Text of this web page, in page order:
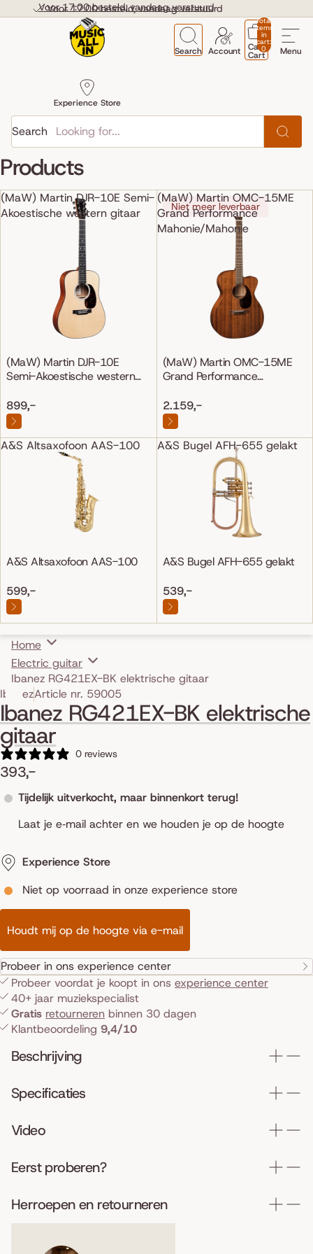
Voor 17:00 besteld, vandaag verstuurd
Voor 17:00 besteld, vandaag verstuurd
Menu
Search
Experience Store
Account
Total
items
in
cart:
0
Cart
Cart
Search
Products
(MaW) Martin DJR-10E Semi-
Akoestische western gitaar
(MaW) Martin DJR-10E
Semi-Akoestische western
899,-
(MaW) Martin OMC-15ME
Grand Performance
Mahonie/Mahonie
Niet meer leverbaar
(MaW) Martin OMC-15ME
Grand Performance
2.159,-
A&S Altsaxofoon AAS-100
A&S Altsaxofoon AAS-100
599,-
A&S Bugel AFH-655 gelakt
A&S Bugel AFH-655 gelakt
539,-
Home
Electric guitar
Ibanez RG421EX-BK elektrische gitaar
Skip to product information
IbanezArticle nr. 59005
Ibanez RG421EX-BK elektrische
gitaar
0 reviews
393,-
Tijdelijk uitverkocht, maar binnenkort terug!
Laat je e‑mail achter en we houden je op de hoogte
Experience Store
Niet op voorraad in onze experience store
Houdt mij op de hoogte via e-mail
Probeer in ons experience center
Probeer voordat je koopt in ons experience center
40+ jaar muziekspecialist
Gratis retourneren binnen 30 dagen
Klantbeoordeling 9,4/10
Beschrijving
Specificaties
Video
Eerst proberen?
Herroepen en retourneren